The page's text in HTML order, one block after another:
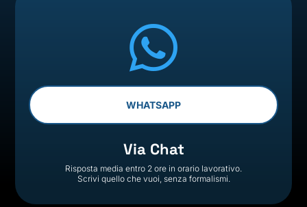

WHATSAPP
Via Chat
Risposta media entro 2 ore in orario lavorativo.
Scrivi quello che vuoi, senza formalismi.